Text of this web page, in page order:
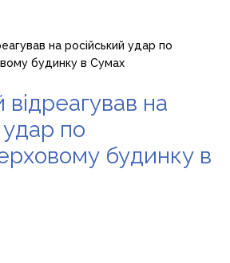
на російський удар по
будинку в Сумах
на
удар по
будинку в